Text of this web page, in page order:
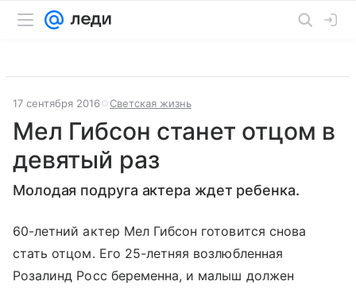
17 сентября 2016 Светская жизнь
Мел Гибсон станет отцом в
девятый раз
Молодая подруга актера ждет ребенка.
60-летний актер Мел Гибсон готовится снова
стать отцом. Его 25-летняя возлюбленная
Розалинд Росс беременна, и малыш должен